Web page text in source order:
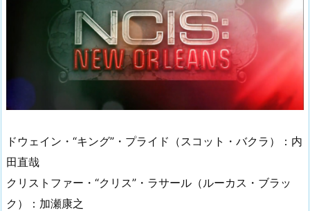
ドウェイン・“キング”・プライド（スコット・バクラ）：内
田直哉
クリストファー・“クリス”・ラサール（ルーカス・ブラッ
ク）：加瀬康之